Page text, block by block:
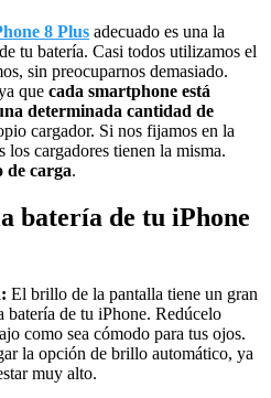
8 Plus adecuado es una la
tu batería. Casi todos utilizamos el
sin preocuparnos demasiado.
que cada smartphone está
determinada cantidad de
cargador. Si nos fijamos en la
los cargadores tienen la misma.
de carga.
batería de tu iPhone
El brillo de la pantalla tiene un gran
batería de tu iPhone. Redúcelo
como sea cómodo para tus ojos.
la opción de brillo automático, ya
muy alto.